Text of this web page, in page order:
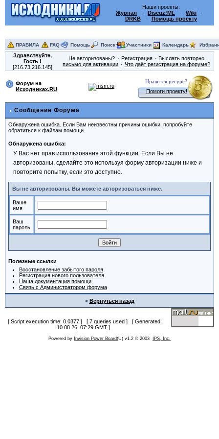
Наши проекты:
Журнал · Discuz!ML · Wiki ·
DRKB· Помощь проекту
ПРАВИЛА FAQ Помощь Поиск Участники Календарь
Здравствуйте,
Гость!
[216.73.216.145]
Не авторизованы? Регистрация
Выслать повторно
письмо для активации
Что даёт регистрация на форуме?
Форум на
Исходниках.RU
Нравится ресурс?
Помоги проекту!
Сообщение Форума
Обнаружена ошибка. Если Вам неизвестны причины ошибки, попробуйте
обратиться к файлам помощи.
Обнаружена ошибка:
У Вас нет прав использования этой функции. Если Вы не
авторизованы, сделайте это используя форму авторизации ниже и
повторите попытку, если это доступно.
Вы не авторизованы. Вы можете авторизоваться ниже.
Ваше
имя
Ваш
пароль
Полезные ссылки
Восстановление забытого пароля
Регистрация нового пользователя
Наша документация помощи
Связь с Администратором форума
< Вернуться назад
[ Script execution time: 0.0377 ] [ 7 queries used ] [ Generated:
10.08.26, 07:29 GMT ]
Powered by Invision Power Board(U) v1.2 © 2003 IPS, Inc.